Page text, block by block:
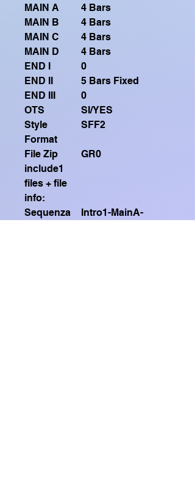
MAIN A
4 Bars
MAIN B
4 Bars
MAIN C
4 Bars
MAIN D
4 Bars
END I
0
END II
5 Bars Fixed
END III
0
OTS
SI/YES
Style
Format
SFF2
File Zip
include1
files + file
info:
GR0
Sequenza
Intro1-MainA-